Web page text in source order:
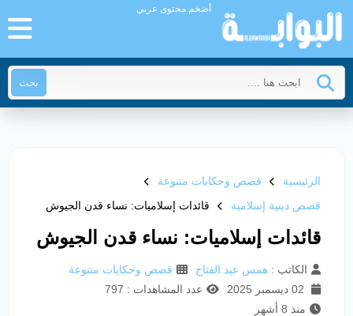
أضخم محتوى عربي
بحث
الرئيسية
قصص وحكايات متنوعة
قصص دينية إسلامية
قائدات إسلاميات: نساء قدن الجيوش
قائدات إسلاميات: نساء قدن الجيوش
الكاتب : همس عبد الفتاح
قصص وحكايات متنوعة
عدد المشاهدات : 797
منذ 8 أشهر